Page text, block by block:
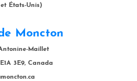
États-Unis)
Moncton
Maillet
3E9, Canada